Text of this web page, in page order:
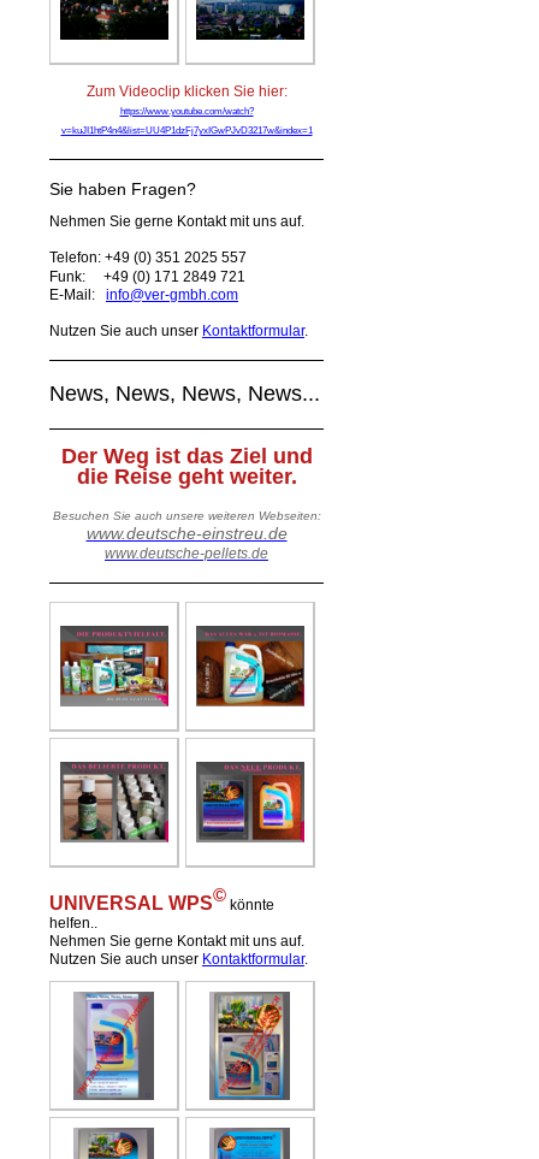
Zum Videoclip klicken Sie hier:
https://www.youtube.com/watch?
v=kuJI1htP4n4&list=UU4P1dzFj7yxIGwPJvD3217w&index=1
Sie haben Fragen?
Nehmen Sie gerne Kontakt mit uns auf.
Telefon: +49 (0) 351 2025 557
Funk:
+49 (0) 171 2849 721
E-Mail: info@ver-gmbh.com
Nutzen Sie auch unser Kontaktformular.
News, News, News, News...
Der Weg ist das Ziel und
die Reise geht weiter.
Besuchen Sie auch unsere weiteren Webseiten:
www.deutsche-einstreu.de
www.deutsche-pellets.de
UNIVERSAL WPS© könnte
helfen..
Nehmen Sie gerne Kontakt mit uns auf.
Nutzen Sie auch unser Kontaktformular.